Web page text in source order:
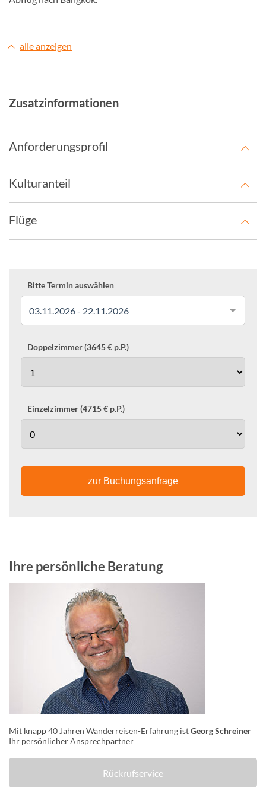
alle anzeigen
Zusatzinformationen
Anforderungsprofil
Kulturanteil
Flüge
Bitte Termin auswählen
03.11.2026 - 22.11.2026
Doppelzimmer (3645 € p.P.)
Einzelzimmer (4715 € p.P.)
zur Buchungsanfrage
Ihre persönliche Beratung
Mit knapp 40 Jahren Wanderreisen-Erfahrung istGeorg Schreiner
Ihr persönlicher Ansprechpartner
Rückrufservice